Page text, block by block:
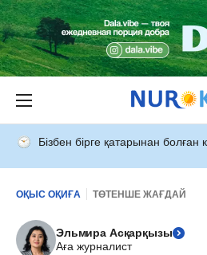
Бізбен бірге қатарынан болған
ОҚЫС ОҚИҒА ТӨТЕНШЕ ЖАҒДАЙ
Эльмира Асқарқызы
Аға журналист